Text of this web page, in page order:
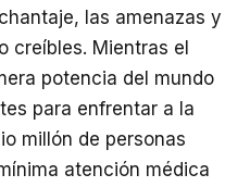
las amenazas y
creíbles. Mientras el
potencia del mundo
para enfrentar a la
millón de personas
atención médica